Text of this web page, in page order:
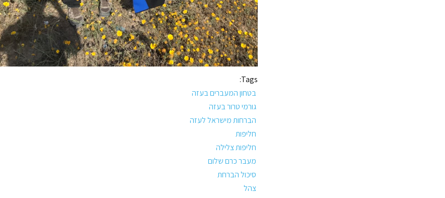
Tags:
בטחון המעברים בעזה
גורמי טרור בעזה
הברחות מישראל לעזה
חליפות
חליפות צלילה
מעבר כרם שלום
סיכול הברחת
צהל